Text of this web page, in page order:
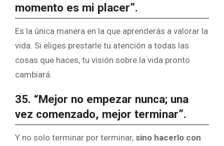
momento es mi placer”.
Es la única manera en la que aprenderás a valorar la
vida. Si eliges prestarle tu atención a todas las
cosas que haces, tu visión sobre la vida pronto
cambiará.
35. “Mejor no empezar nunca; una
vez comenzado, mejor terminar”.
Y no solo terminar por terminar, sino hacerlo con